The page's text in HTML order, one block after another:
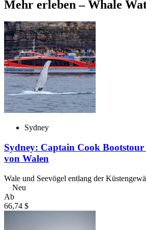
Mehr erleben – Whale
Sydney
Sydney: Captain Cook Bootstour
von Walen
Wale und Seevögel entlang der
Neu
Ab
66,74 $